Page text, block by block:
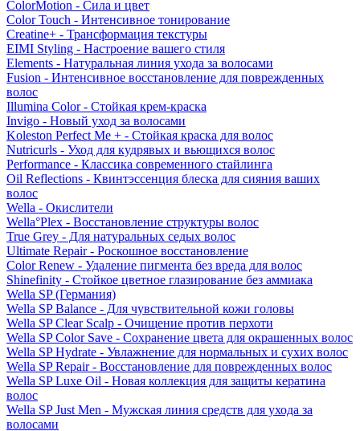
ColorMotion - Сила и цвет
Color Touch - Интенсивное тонирование
Creatine+ - Трансформация текстуры
EIMI Styling - Настроение вашего стиля
Elements - Натуральная линия ухода за волосами
Fusion - Интенсивное восстановление для поврежденных
волос
Illumina Color - Стойкая крем-краска
Invigo - Новый уход за волосами
Koleston Perfect Me + - Стойкая краска для волос
Nutricurls - Уход для кудрявых и вьющихся волос
Performance - Классика современного стайлинга
Oil Reflections - Квинтэссенция блеска для сияния ваших
волос
Wella - Окислители
Wella°Plex - Восстановление структуры волос
True Grey - Для натуральных седых волос
Ultimate Repair - Роскошное восстановление
Color Renew - Удаление пигмента без вреда для волос
Shinefinity - Стойкое цветное глазирование без аммиака
Wella SP (Германия)
Wella SP Balance - Для чувствительной кожи головы
Wella SP Clear Scalp - Очищение против перхоти
Wella SP Color Save - Сохранение цвета для окрашенных волос
Wella SP Hydrate - Увлажнение для нормальных и сухих волос
Wella SP Repair - Восстановление для поврежденных волос
Wella SP Luxe Oil - Новая коллекция для защиты кератина
волос
Wella SP Just Men - Мужская линия средств для ухода за
волосами